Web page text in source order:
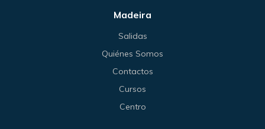
Madeira
Salidas
Quiénes Somos
Contactos
Cursos
Centro